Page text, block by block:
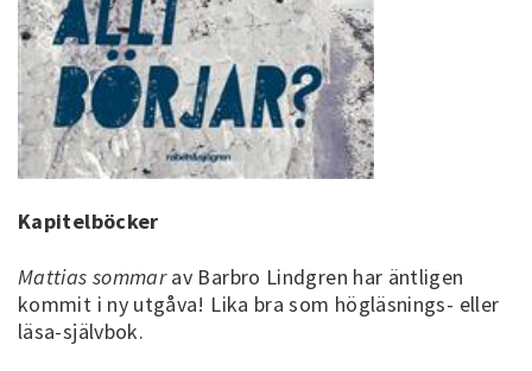
Kapitelböcker
Mattias sommarav Barbro Lindgren har äntligen
kommit i ny utgåva! Lika bra som högläsnings- eller
läsa-självbok.